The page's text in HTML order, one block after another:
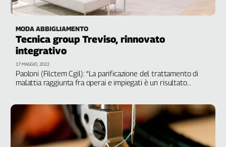
MODA ABBIGLIAMENTO
Tecnica group Treviso, rinnovato
integrativo
Paoloni (Filctem Cgil): “La parificazione del trattamento di
malattia raggiunta fra operai e impiegati è un risultato
17 MAGGIO, 2022